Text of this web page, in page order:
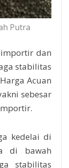
Putra
importir dan
stabilitas
Acuan
sebesar
kedelai di
di bawah
stabilitas